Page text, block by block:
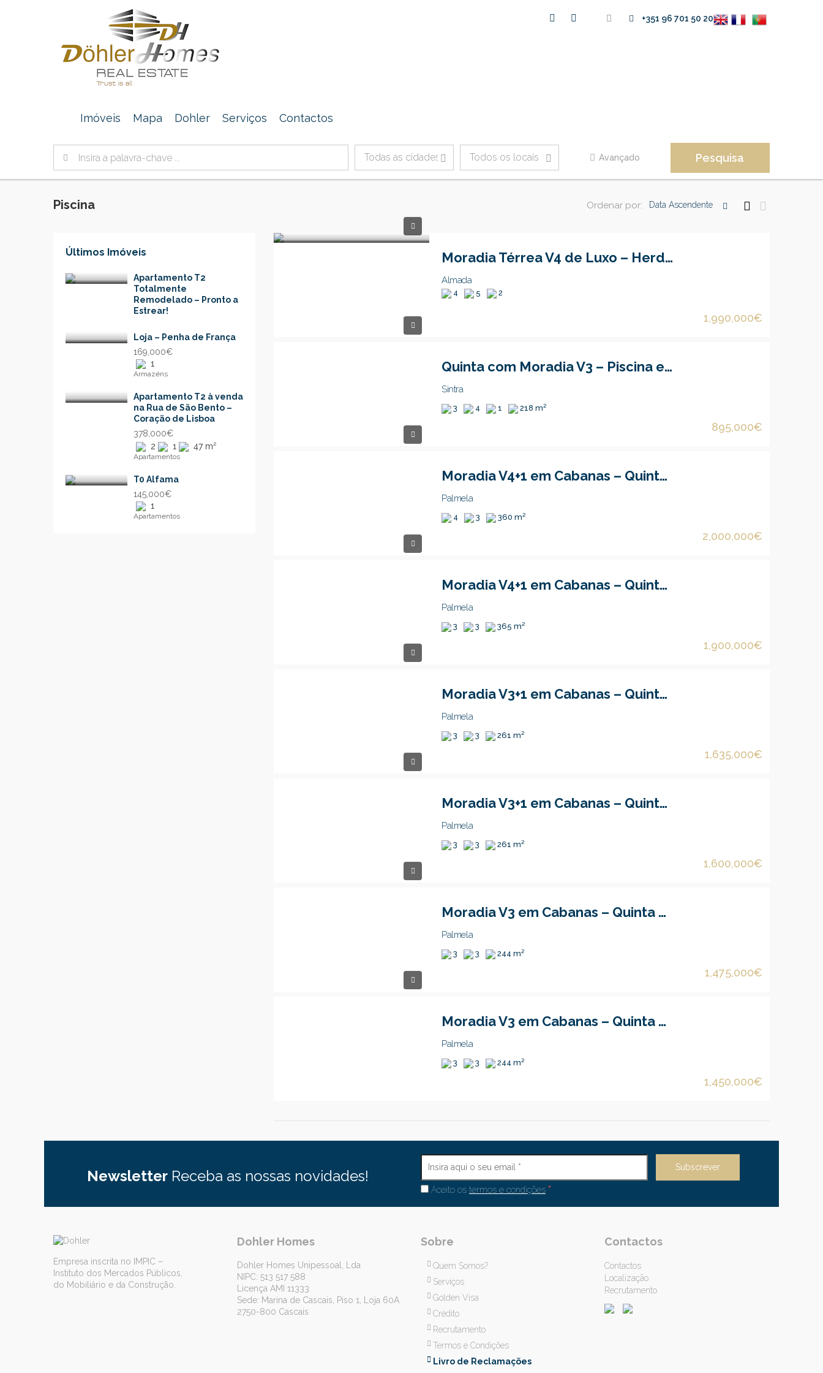
Imóveis Mapa Dohler Serviços Contactos
+351 96 701 50 20
Todas as cidades Todos os locais Avançado Pesquisa
Piscina Ordenar por: Data Ascendente
Moradia Térrea V4 de Luxo – Herdade da Aroeira
Almada
4 5 2
1,990,000€
Quinta com Moradia V3 – Piscina e Jardim
Sintra
3 4 1 218 m²
895,000€
Moradia V4+1 em Cabanas – Quinta do Anjo
Palmela
4 3 360 m²
2,000,000€
Moradia V4+1 em Cabanas – Quinta do Anjo
Palmela
3 3 365 m²
1,900,000€
Moradia V3+1 em Cabanas – Quinta do Anjo
Palmela
3 3 261 m²
1,635,000€
Moradia V3+1 em Cabanas – Quinta do Anjo
Palmela
3 3 261 m²
1,600,000€
Moradia V3 em Cabanas – Quinta do Anjo
Palmela
3 3 244 m²
1,475,000€
Moradia V3 em Cabanas – Quinta do Anjo
Palmela
3 3 244 m²
1,450,000€
Últimos Imóveis
Apartamento T2
Totalmente
Remodelado – Pronto a
Estrear!
Loja – Penha de França
169,000€
1
Armazéns
Apartamento T2 à venda
na Rua de São Bento –
Coração de Lisboa
378,000€
2
1 47 m²
Apartamentos
T0 Alfama
145,000€
1
Apartamentos
Newsletter Receba as nossas novidades!
Aceito os termos e condições *
Empresa inscrita no IMPIC –
Instituto dos Mercados Públicos,
do Mobiliário e da Construção.
Dohler Homes
Dohler Homes Unipessoal, Lda
NIPC: 513 517 588
Licença AMI 11333
Sede: Marina de Cascais, Piso 1, Loja 60A
2750-800 Cascais
Sobre
Quem Somos?
Serviços
Golden Visa
Crédito
Recrutamento
Termos e Condições
Livro de Reclamações
Contactos
Contactos
Localização
Recrutamento